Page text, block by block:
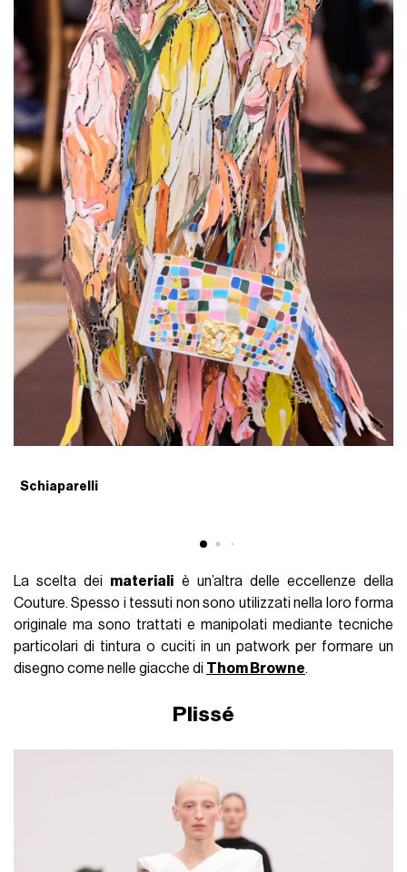
Schiaparelli
La scelta dei materiali è un’altra delle eccellenze della
Couture. Spesso i tessuti non sono utilizzati nella loro forma
originale ma sono trattati e manipolati mediante tecniche
particolari di tintura o cuciti in un patwork per formare un
disegno come nelle giacche di Thom Browne.
Plissé